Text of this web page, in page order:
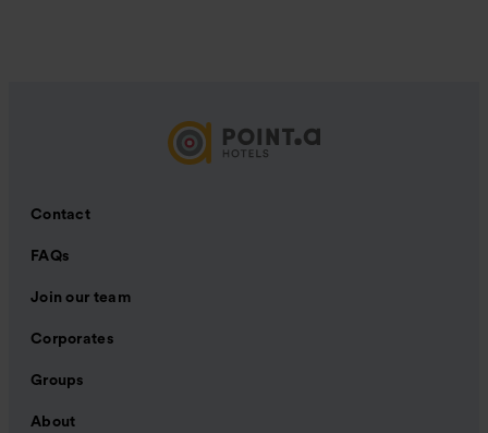
Contact
FAQs
Join our team
Corporates
Groups
About